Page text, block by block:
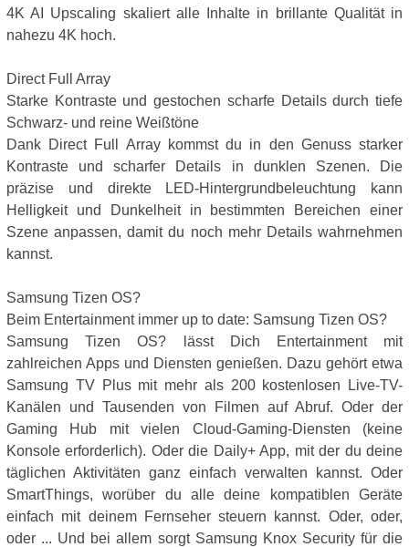
4K AI Upscaling skaliert alle Inhalte in brillante Qualität in
nahezu 4K hoch.
Direct Full Array
Starke Kontraste und gestochen scharfe Details durch tiefe
Schwarz- und reine Weißtöne
Dank Direct Full Array kommst du in den Genuss starker
Kontraste und scharfer Details in dunklen Szenen. Die
präzise und direkte LED-Hintergrundbeleuchtung kann
Helligkeit und Dunkelheit in bestimmten Bereichen einer
Szene anpassen, damit du noch mehr Details wahrnehmen
kannst.
Samsung Tizen OS?
Beim Entertainment immer up to date: Samsung Tizen OS?
Samsung Tizen OS? lässt Dich Entertainment mit
zahlreichen Apps und Diensten genießen. Dazu gehört etwa
Samsung TV Plus mit mehr als 200 kostenlosen Live-TV-
Kanälen und Tausenden von Filmen auf Abruf. Oder der
Gaming Hub mit vielen Cloud-Gaming-Diensten (keine
Konsole erforderlich). Oder die Daily+ App, mit der du deine
täglichen Aktivitäten ganz einfach verwalten kannst. Oder
SmartThings, worüber du alle deine kompatiblen Geräte
einfach mit deinem Fernseher steuern kannst. Oder, oder,
oder ... Und bei allem sorgt Samsung Knox Security für die